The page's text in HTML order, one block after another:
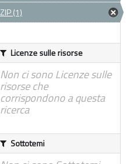
ZIP (1)
Licenze sulle risorse
Non ci sono Licenze sulle
risorse che
corrispondono a questa
ricerca
Sottotemi